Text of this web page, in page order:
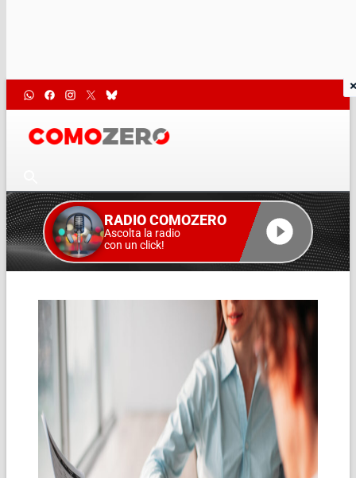
RADIO COMOZERO
Ascolta la radio
con un click!